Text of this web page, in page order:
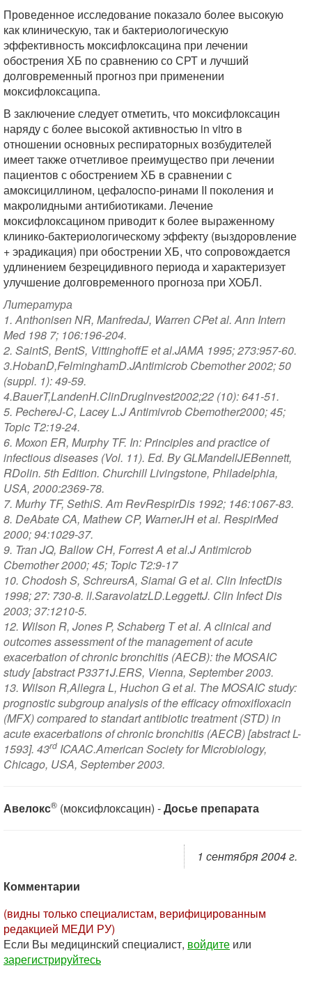
Проведенное исследование показало более высокую
как клиническую, так и бактериологическую
эффективность моксифлоксацина при лечении
обострения ХБ по сравнению со СРТ и лучший
долговременный прогноз при применении
моксифлоксаципа.
В заключение следует отметить, что моксифлоксацин
наряду с более высокой активностью in vitro в
отношении основных респираторных возбудителей
имеет также отчетливое преимущество при лечении
пациентов с обострением ХБ в сравнении с
амоксициллином, цефалоспо-ринами II поколения и
макролидными антибиотиками. Лечение
моксифлоксацином приводит к более выраженному
клинико-бактериологическому эффекту (выздоровление
+ эрадикация) при обострении ХБ, что сопровождается
удлинением безрецидивного периода и характеризует
улучшение долговременного прогноза при ХОБЛ.
Литература
1. Anthonisen NR, ManfredaJ, Warren CPet al. Ann Intern
Med 198 7; 106:196-204.
2. SaintS, BentS, VittinghoffE et al.JAMA 1995; 273:957-60.
3.HobanD,FelminghamD.JAntimicrob Cbemother 2002; 50
(suppl. 1): 49-59.
4.BauerT,LandenH.ClinDruglnvest2002;22 (10): 641-51.
5. PechereJ-C, Lacey L.J Antimivrob Cbemother2000; 45;
Topic T2:19-24.
6. Moxon ER, Murphy TF. In: Principles and practice of
infectious diseases (Vol. 11). Ed. By GLMandellJEBennett,
RDolin. 5th Edition. Churchill Livingstone, Philadelphia,
USA, 2000:2369-78.
7. Murhy TF, SethiS. Am RevRespirDis 1992; 146:1067-83.
8. DeAbate CA, Mathew CP, WarnerJH et al. RespirMed
2000; 94:1029-37.
9. Tran JQ, Ballow CH, Forrest A et al.J Antimicrob
Cbemother 2000; 45; Topic T2:9-17
10. Chodosh S, SchreursA, Siamai G et al. Clin InfectDis
1998; 27: 730-8. ll.SaravolatzLD.LeggettJ. Clin Infect Dis
2003; 37:1210-5.
12. Wilson R, Jones P, Schaberg Т et al. A clinical and
outcomes assessment of the management of acute
exacerbation of chronic bronchitis (AECB): the MOSAIC
study [abstract P3371J.ERS, Vienna, September 2003.
13. Wilson R,Allegra L, Huchon G et al. The MOSAIC study:
prognostic subgroup analysis of the efficacy ofmoxifloxacin
(MFX) compared to standart antibiotic treatment (STD) in
acute exacerbations of chronic bronchitis (AECB) [abstract L-
1593]. 43rd ICAAC.American Society for Microbiology,
Chicago, USA, September 2003.
Авелокс® (моксифлоксацин) -Досье препарата
1 сентября 2004 г.
Комментарии
(видны только специалистам, верифицированным
редакцией МЕДИ РУ)
Если Вы медицинский специалист, войдите или
зарегистрируйтесь